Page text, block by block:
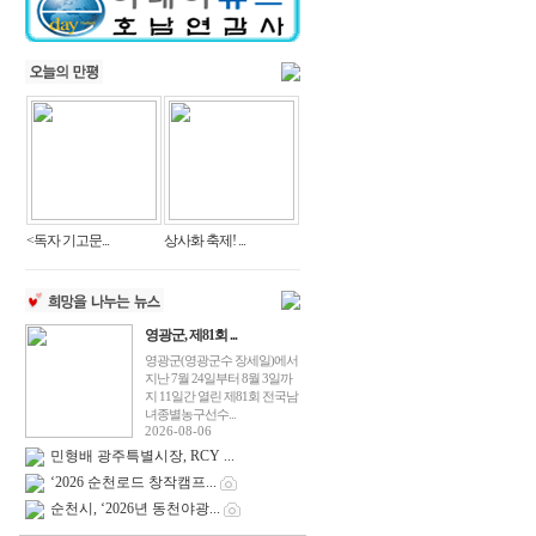
<독자 기고문... 상사화 축제! ...
영광군, 제81회 ...
영광군(영광군수 장세일)에서
지난 7월 24일부터 8월 3일까
지 11일간 열린 제81회 전국남
녀종별농구선수...
2026-08-06
민형배 광주특별시장, RCY ...
‘2026 순천로드 창작캠프...
순천시, ‘2026년 동천야광...